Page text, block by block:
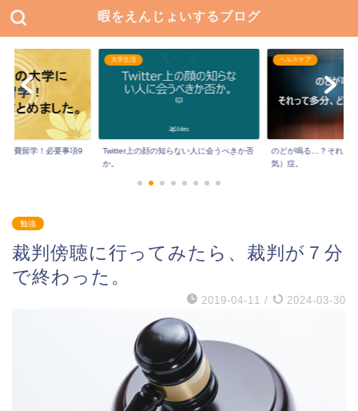
暇をえんじょいするブログ
私費留学！必要事項9
大学生活
Twitter上の顔の知らない人に会うべきか否
か。
ヘルスケア
のどが鳴る…？それっ
気）症。
勉強
裁判傍聴に行ってみたら、裁判が７分
で終わった。
2019-04-11 / 2024-03-30